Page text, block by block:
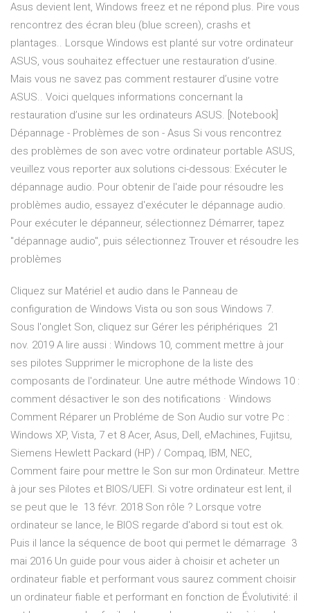
Asus devient lent, Windows freez et ne répond plus. Pire vous
rencontrez des écran bleu (blue screen), crashs et
plantages.. Lorsque Windows est planté sur votre ordinateur
ASUS, vous souhaitez effectuer une restauration d’usine.
Mais vous ne savez pas comment restaurer d’usine votre
ASUS.. Voici quelques informations concernant la
restauration d’usine sur les ordinateurs ASUS. [Notebook]
Dépannage - Problèmes de son - Asus Si vous rencontrez
des problèmes de son avec votre ordinateur portable ASUS,
veuillez vous reporter aux solutions ci-dessous: Exécuter le
dépannage audio. Pour obtenir de l'aide pour résoudre les
problèmes audio, essayez d'exécuter le dépannage audio.
Pour exécuter le dépanneur, sélectionnez Démarrer, tapez
"dépannage audio", puis sélectionnez Trouver et résoudre les
problèmes
Cliquez sur Matériel et audio dans le Panneau de
configuration de Windows Vista ou son sous Windows 7.
Sous l'onglet Son, cliquez sur Gérer les périphériques 21
nov. 2019 A lire aussi : Windows 10, comment mettre à jour
ses pilotes Supprimer le microphone de la liste des
composants de l'ordinateur. Une autre méthode Windows 10 :
comment désactiver le son des notifications · Windows
Comment Réparer un Probléme de Son Audio sur votre Pc :
Windows XP, Vista, 7 et 8 Acer, Asus, Dell, eMachines, Fujitsu,
Siemens Hewlett Packard (HP) / Compaq, IBM, NEC,
Comment faire pour mettre le Son sur mon Ordinateur. Mettre
à jour ses Pilotes et BIOS/UEFI. Si votre ordinateur est lent, il
se peut que le 13 févr. 2018 Son rôle ? Lorsque votre
ordinateur se lance, le BIOS regarde d'abord si tout est ok.
Puis il lance la séquence de boot qui permet le démarrage 3
mai 2016 Un guide pour vous aider à choisir et acheter un
ordinateur fiable et performant vous saurez comment choisir
un ordinateur fiable et performant en fonction de Évolutivité: il